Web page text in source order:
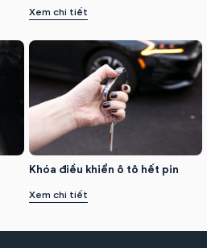
Xem chi tiết
Khóa điều khiển ô tô hết pin
Xem chi tiết